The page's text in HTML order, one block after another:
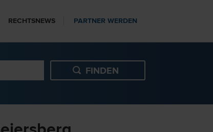
RECHTSNEWS PARTNER WERDEN